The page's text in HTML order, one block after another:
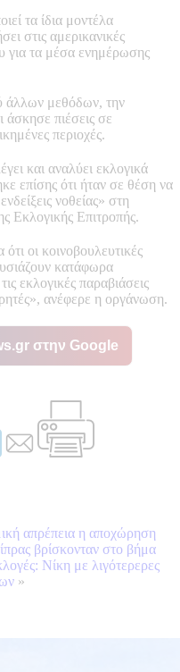
τα ίδια μοντέλα
στις αμερικανικές
για τα μέσα ενημέρωσης
άλλων μεθόδων, την
άσκησε πιέσεις σε
περιοχές.
και αναλύει εκλογικά
επίσης ότι ήταν σε θέση να
νοθείας» στη
Εκλογικής Επιτροπής.
οι κοινοβουλευτικές
κατάφωρα
εκλογικές παραβιάσεις
ανέφερε η οργάνωση.
στην Google
απρέπεια η αποχώρηση
βρίσκονταν στο βήμα
Νίκη με λιγότερερες
»